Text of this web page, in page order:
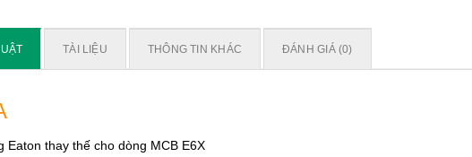
TÀI LIỆU THÔNG TIN KHÁC ĐÁNH GIÁ (0)
Eaton thay thế cho dòng MCB E6X